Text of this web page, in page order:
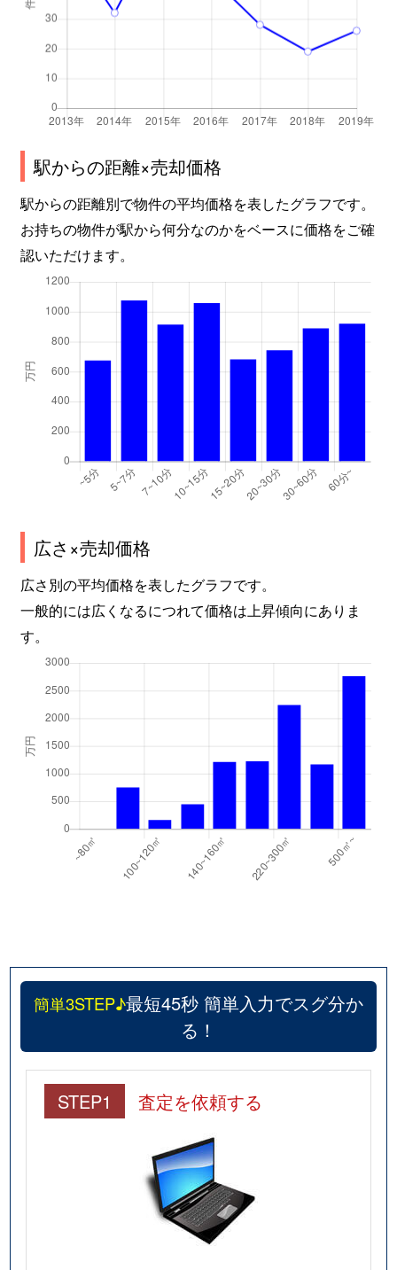
駅からの距離×売却価格
駅からの距離別で物件の平均価格を表したグラフです。
お持ちの物件が駅から何分なのかをベースに価格をご確
認いただけます。
広さ×売却価格
広さ別の平均価格を表したグラフです。
一般的には広くなるにつれて価格は上昇傾向にありま
す。
簡単3STEP♪最短45秒 簡単入力でスグ分か
る！
STEP1 査定を依頼する